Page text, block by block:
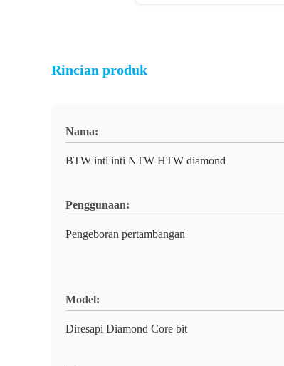
Rincian produk
Nama:
BTW inti inti NTW HTW diamond
Penggunaan:
Pengeboran pertambangan
Model:
Diresapi Diamond Core bit